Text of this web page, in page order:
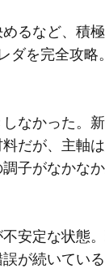
るなど、積
ダを完全攻
なかった。
だが、主軸
子がなかな
安定な状態
が続いてい